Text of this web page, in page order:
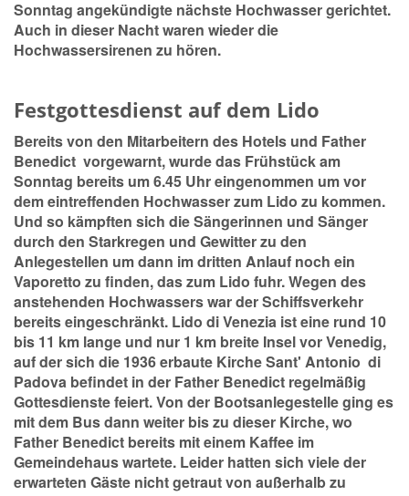
Sonntag angekündigte nächste Hochwasser gerichtet.
Auch in dieser Nacht waren wieder die
Hochwassersirenen zu hören.
Festgottesdienst auf dem Lido
Bereits von den Mitarbeitern des Hotels und Father
Benedict vorgewarnt, wurde das Frühstück am
Sonntag bereits um 6.45 Uhr eingenommen um vor
dem eintreffenden Hochwasser zum Lido zu kommen.
Und so kämpften sich die Sängerinnen und Sänger
durch den Starkregen und Gewitter zu den
Anlegestellen um dann im dritten Anlauf noch ein
Vaporetto zu finden, das zum Lido fuhr. Wegen des
anstehenden Hochwassers war der Schiffsverkehr
bereits eingeschränkt. Lido di Venezia ist eine rund 10
bis 11 km lange und nur 1 km breite Insel vor Venedig,
auf der sich die 1936 erbaute Kirche Sant' Antonio di
Padova befindet in der Father Benedict regelmäßig
Gottesdienste feiert. Von der Bootsanlegestelle ging es
mit dem Bus dann weiter bis zu dieser Kirche, wo
Father Benedict bereits mit einem Kaffee im
Gemeindehaus wartete. Leider hatten sich viele der
erwarteten Gäste nicht getraut von außerhalb zu